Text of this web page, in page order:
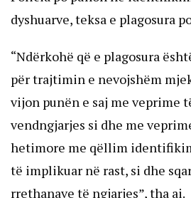
dyshuarve, teksa e plagosura
“Ndërkohë që e plagosura
për trajtimin e nevojshëm
vijon punën e saj me veprime
vendngjarjes si dhe me
hetimore me qëllim
të implikuar në rast, si dhe
rrethanave të ngjarjes”, tha ai.